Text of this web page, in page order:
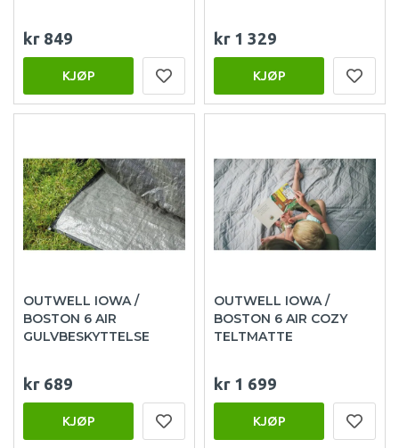
kr 849
KJØP
kr 1 329
KJØP
OUTWELL IOWA /
BOSTON 6 AIR
GULVBESKYTTELSE
kr 689
KJØP
OUTWELL IOWA /
BOSTON 6 AIR COZY
TELTMATTE
kr 1 699
KJØP